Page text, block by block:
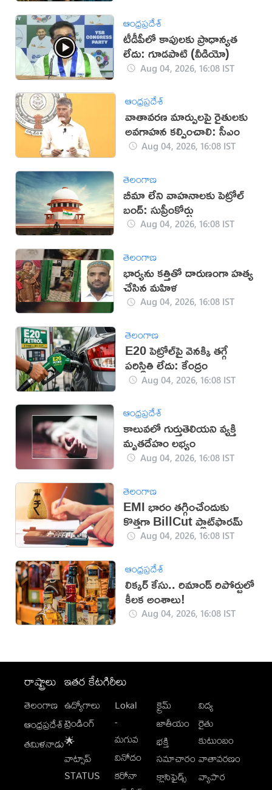
ఆంధ్రప్రదేశ్
టీడీపీలో కాపులకు ప్రాధాన్యత
లేదు: గూడపాటి (వీడియో)
Aug 04, 2026, 16:08 IST
ఆంధ్రప్రదేశ్
వాతావరణ మార్పులపై రైతులకు
అవగాహన కల్పించాలి: సీఎం
Aug 04, 2026, 16:08 IST
తెలంగాణ
బీమా లేని వాహనాలకు పెట్రోల్
బంద్: సుప్రీంకోర్టు
Aug 04, 2026, 16:08 IST
తెలంగాణ
భార్యను కత్తితో దారుణంగా హత్య
చేసిన మహిళ
Aug 04, 2026, 16:08 IST
తెలంగాణ
E20 పెట్రోల్‌పై వెనక్కి తగ్గే
పరిస్థితి లేదు: కేంద్రం
Aug 04, 2026, 16:08 IST
ఆంధ్రప్రదేశ్
కాలువలో గుర్తుతెలియని వ్యక్తి
మృతదేహం లభ్యం
Aug 04, 2026, 16:08 IST
తెలంగాణ
EMI భారం తగ్గించేందుకు
కొత్తగా BillCut ప్లాట్‌ఫారమ్
Aug 04, 2026, 16:08 IST
ఆంధ్రప్రదేశ్
లిక్కర్ కేసు.. రిమాండ్​ రిపోర్టులో
కీలక అంశాలు!
Aug 04, 2026, 16:08 IST
రాష్ట్రాలు
తెలంగాణ
ఆంధ్రప్రదేశ్
తమిళనాడు
ఇతర కేటగిరీలు
ఉద్యోగాలు
ట్రెండింగ్
🌟
వాట్సాప్
STATUS
Lokal
-
మగువ
వినోదం
కరోనా
క్రైమ్
జాతీయం
భక్తి
సమాచారం
క్లాసిఫైడ్స్
విద్య
రైతు
కుటుంబం
వాతావరణం
వ్యాపార